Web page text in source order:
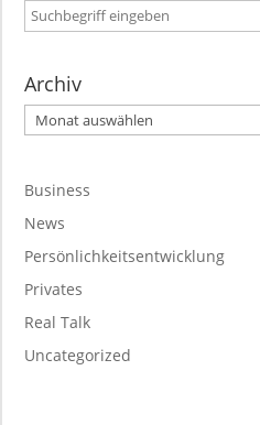
Archiv
Archiv
Business
News
Persönlichkeitsentwicklung
Privates
Real Talk
Uncategorized